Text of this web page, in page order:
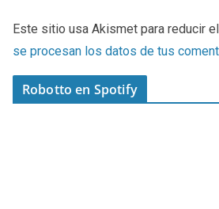
Este sitio usa Akismet para reducir
se procesan los datos de tus
Robotto en Spotify